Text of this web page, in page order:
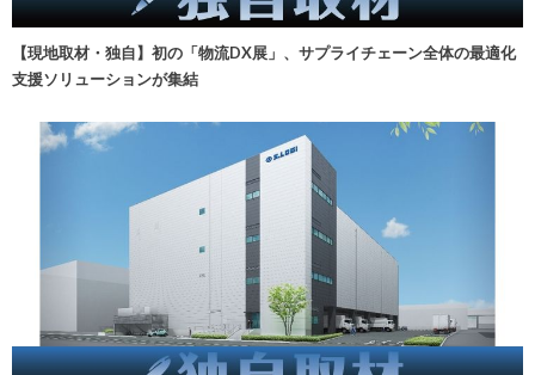
【現地取材・独自】初の「物流DX展」、サプライチェーン全体の最適化
支援ソリューションが集結